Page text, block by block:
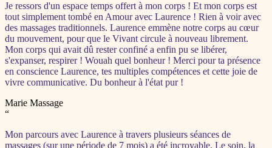
Je ressors d'un espace temps offert à mon corps ! Et mon corps est
tout simplement tombé en Amour avec Laurence ! Rien à voir avec
des massages traditionnels. Laurence emmène notre corps au cœur
du mouvement, pour que le Vivant circule à nouveau librement.
Mon corps qui avait dû rester confiné a enfin pu se libérer,
s'expanser, respirer ! Wouah quel bonheur ! Merci pour ta présence
en conscience Laurence, tes multiples compétences et cette joie de
vivre communicative. Du bonheur à l'état pur !
Marie Massage
“
Mon parcours avec Laurence à travers plusieurs séances de
massages (sur une période de 7 mois) a été incroyable. Le soin, la